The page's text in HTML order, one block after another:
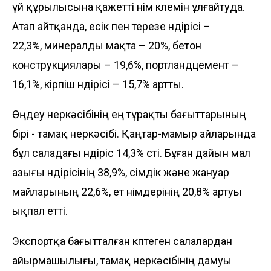
үй құрылысына қажетті өнім көлемін ұлғайтуда.
Атап айтқанда, есік пен терезе өндірісі –
22,3%, минералды мақта – 20%, бетон
конструкциялары – 19,6%, портландцемент –
16,1%, кірпіш өндірісі – 15,7% артты.
Өңдеу өнеркәсібінің ең тұрақты бағыттарының
бірі - тамақ өнеркәсібі. Қаңтар-мамыр айларында
бұл саладағы өндіріс 14,3% өсті. Бұған дайын мал
азығы өндірісінің 38,9%, өсімдік және жануар
майларының 22,6%, ет өнімдерінің 20,8% артуы
ықпал етті.
Экспортқа бағытталған көптеген салалардан
айырмашылығы, тамақ өнеркәсібінің дамуы